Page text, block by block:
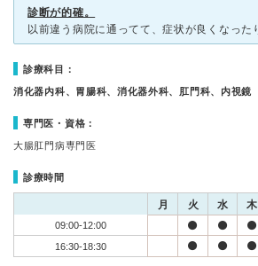
診断が的確。
診療科目：
消化器内科、胃腸科、消化器外科、肛門科、内視鏡
専門医・資格：
大腸肛門病専門医
診療時間
月 火 水 木
09:00-12:00
16:30-18:30